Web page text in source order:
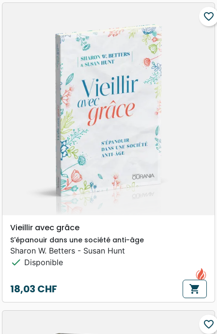
favorite_border
Vieillir avec grâce
S'épanouir dans une société anti-âge
Sharon W. Betters - Susan Hunt
check Disponible
Prix
18,03 CHF shopping_cart
favorite_border